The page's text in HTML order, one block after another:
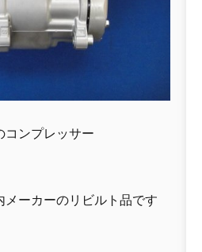
コンプレッサー
メーカーのリビルト品です